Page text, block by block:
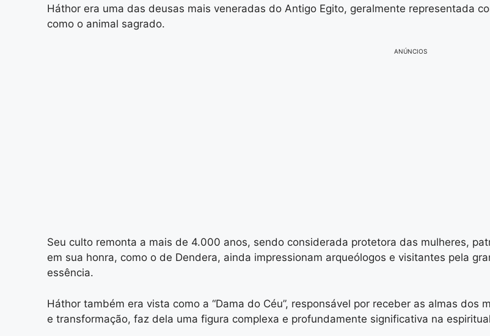
Háthor era uma das deusas mais veneradas do Antigo Egito, geralmente representada
como o animal sagrado.
ANÚNCIOS
Seu culto remonta a mais de 4.000 anos, sendo considerada protetora das mulheres,
em sua honra, como o de Dendera, ainda impressionam arqueólogos e visitantes pela
essência.
Háthor também era vista como a “Dama do Céu”, responsável por receber as almas
e transformação, faz dela uma figura complexa e profundamente significativa na